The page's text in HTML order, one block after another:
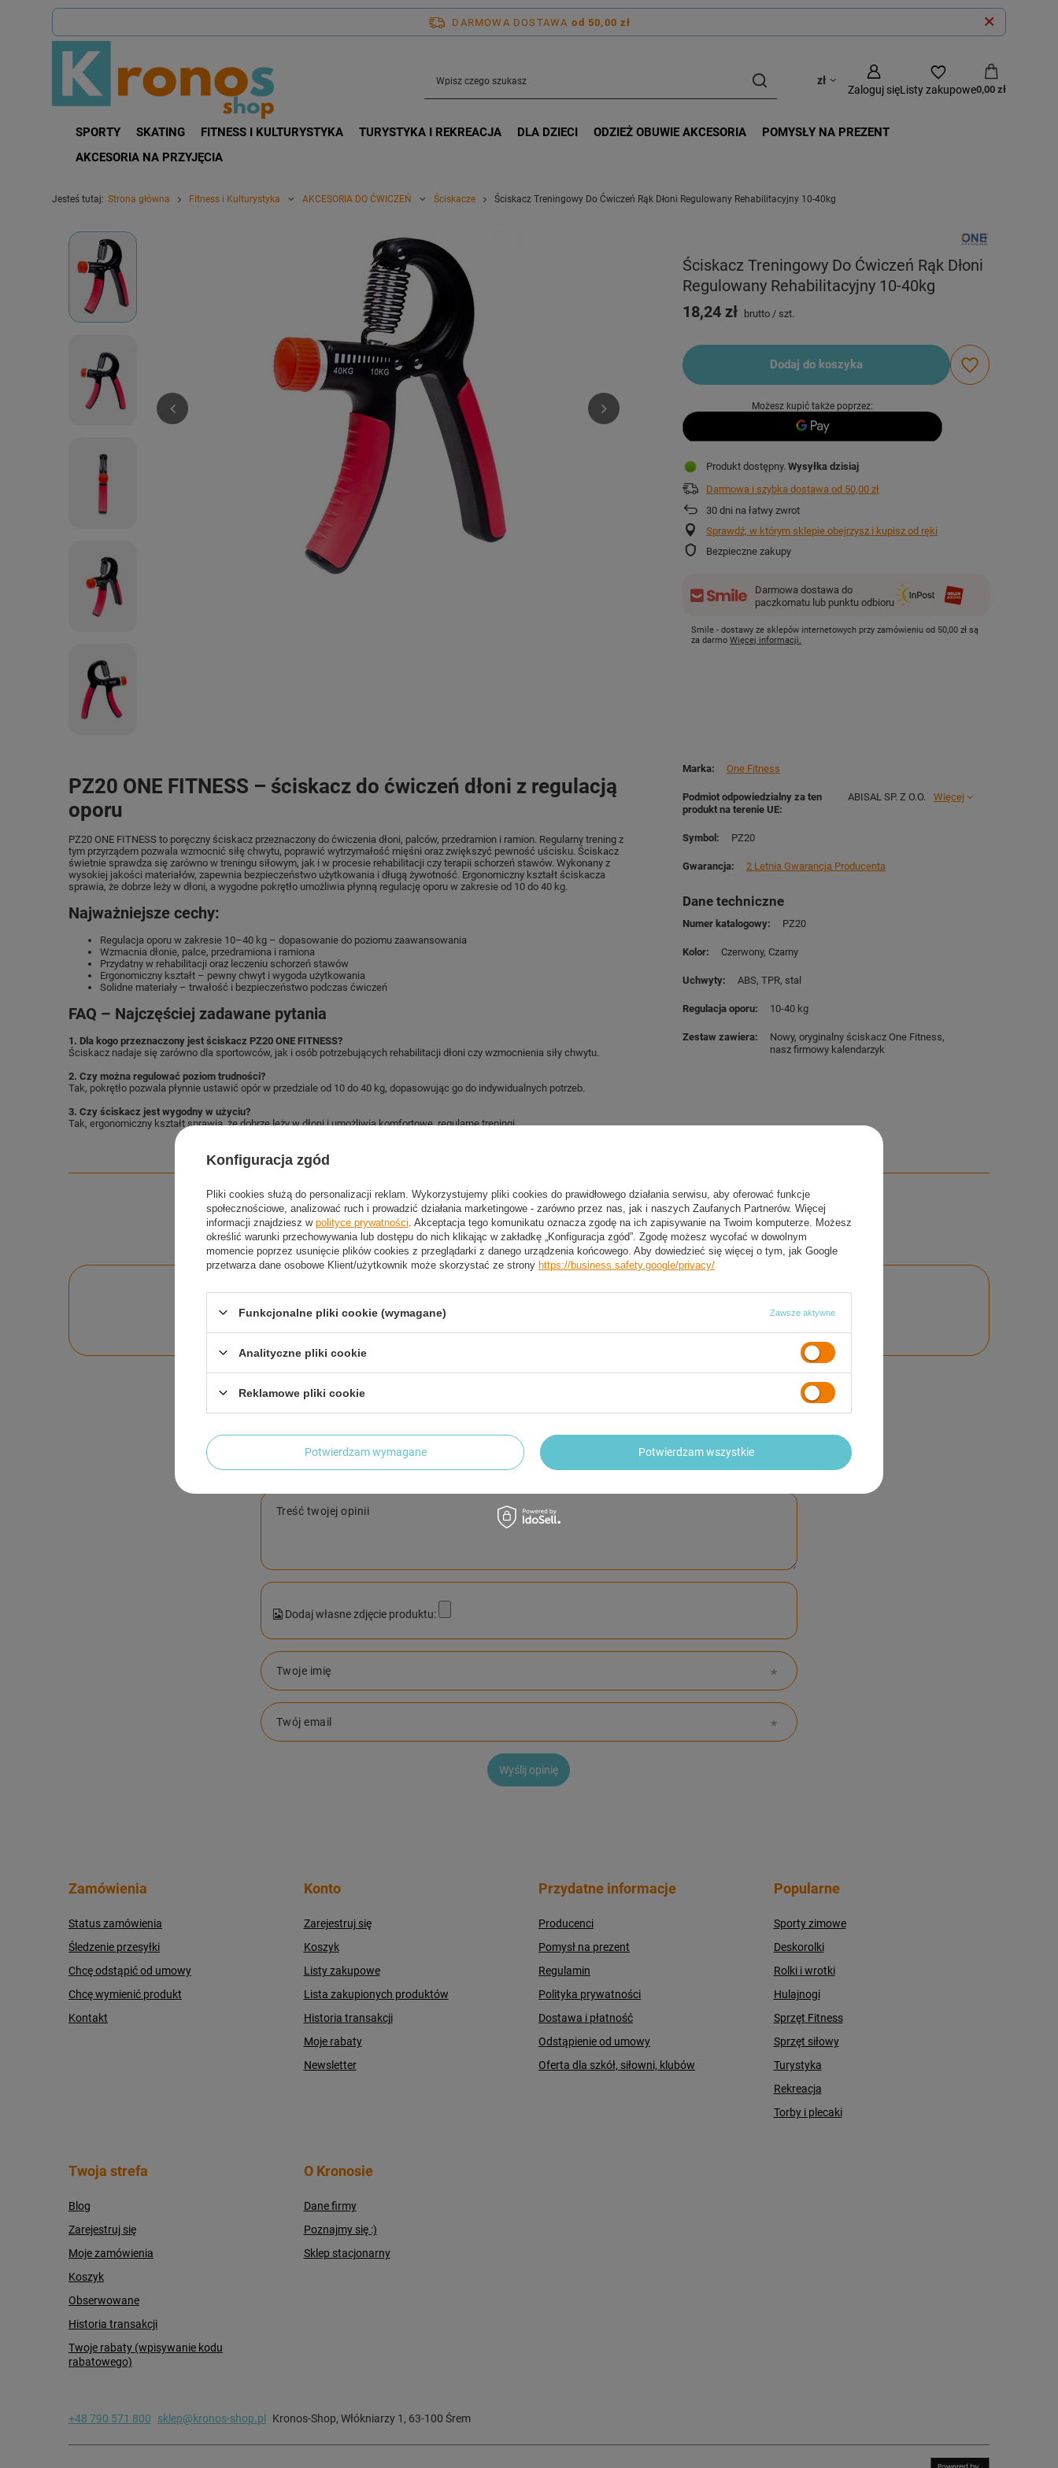
DARMOWA DOSTAWA od 50,00 zł
zł
Zaloguj sięListy zakupowe0,00 zł
SPORTY SKATING FITNESS I KULTURYSTYKA TURYSTYKA I REKREACJA DLA DZIECI ODZIEŻ OBUWIE AKCESORIA
POMYSŁY NA PREZENT
AKCESORIA NA PRZYJĘCIA
Jesteś tutaj: Strona główna Fitness i Kulturystyka AKCESORIA DO ĆWICZEŃ Ściskacze Ściskacz Treningowy Do Ćwiczeń Rąk Dłoni Regulowany Rehabilitacyjny 10-40kg
Ściskacz Treningowy Do Ćwiczeń Rąk Dłoni
Regulowany Rehabilitacyjny 10-40kg
18,24 zł
brutto / szt.
Dodaj do koszyka
Możesz kupić także poprzez:
Produkt dostępny Wysyłkadzisiaj
Darmowa i szybka dostawa od 50,00 zł
30 dni na łatwy zwrot
Sprawdź, w którym sklepie obejrzysz i kupisz od ręki
Bezpieczne zakupy
Darmowa dostawa do
paczkomatu lub punktu odbioru
Smile - dostawy ze sklepów internetowych przy zamówieniu od 50,00 zł są
za darmoWięcej informacji.
PZ20 ONE FITNESS – ściskacz do ćwiczeń dłoni z regulacją
oporu
PZ20 ONE FITNESS to poręczny ściskacz przeznaczony do ćwiczenia dłoni, palców, przedramion i ramion. Regularny trening z
tym przyrządem pozwala wzmocnić siłę chwytu, poprawić wytrzymałość mięśni oraz zwiększyć pewność uścisku. Ściskacz
świetnie sprawdza się zarówno w treningu siłowym, jak i w procesie rehabilitacji czy terapii schorzeń stawów. Wykonany z
wysokiej jakości materiałów, zapewnia bezpieczeństwo użytkowania i długą żywotność. Ergonomiczny kształt ściskacza
sprawia, że dobrze leży w dłoni, a wygodne pokrętło umożliwia płynną regulację oporu w zakresie od 10 do 40 kg.
Najważniejsze cechy:
Regulacja oporu w zakresie 10–40 kg – dopasowanie do poziomu zaawansowania
Wzmacnia dłonie, palce, przedramiona i ramiona
Przydatny w rehabilitacji oraz leczeniu schorzeń stawów
Ergonomiczny kształt – pewny chwyt i wygoda użytkowania
Solidne materiały – trwałość i bezpieczeństwo podczas ćwiczeń
FAQ – Najczęściej zadawane pytania
1. Dla kogo przeznaczony jest ściskacz PZ20 ONE FITNESS?
Ściskacz nadaje się zarówno dla sportowców, jak i osób potrzebujących rehabilitacji dłoni czy wzmocnienia siły chwytu.
2. Czy można regulować poziom trudności?
Tak, pokrętło pozwala płynnie ustawić opór w przedziale od 10 do 40 kg, dopasowując go do indywidualnych potrzeb.
3. Czy ściskacz jest wygodny w użyciu?
Tak, ergonomiczny kształt sprawia, że dobrze leży w dłoni i umożliwia komfortowe, regularne treningi.
Marka One Fitness
Podmiot odpowiedzialny za ten
produkt na terenie UE
ABISAL SP. Z O.O. Więcej
Symbol PZ20
Gwarancja 2 Letnia Gwarancja Producenta
Dane techniczne
Numer katalogowy PZ20
Kolor Czerwony Czarny
Uchwyty ABS TPR stal
Regulacja oporu 10-40 kg
Zestaw zawiera
Nowy, oryginalny ściskacz One Fitness
nasz firmowy kalendarzyk
2 LETNIA GWARANCJA PRODUCENTA
2 Letnia Gwarancja Producenta
Potrzebujesz pomocy? Masz pytania?
Zadaj pytanie a my odpowiemy niezwłocznie, najciekawsze pytania i odpowiedzi
Twoja ocena:
Treść twojej opinii
Dodaj własne zdjęcie produktu:
Twoje imię
Twój email
Wyślij opinię
Zamówienia
Status zamówienia
Śledzenie przesyłki
Chcę odstąpić od umowy
Chcę wymienić produkt
Kontakt
Konto
Zarejestruj się
Koszyk
Listy zakupowe
Lista zakupionych produktów
Historia transakcji
Moje rabaty
Newsletter
Przydatne informacje
Producenci
Pomysł na prezent
Regulamin
Polityka prywatności
Dostawa i płatność
Odstąpienie od umowy
Oferta dla szkół, siłowni, klubów
Popularne
Sporty zimowe
Deskorolki
Rolki i wrotki
Hulajnogi
Sprzęt Fitness
Sprzęt siłowy
Turystyka
Rekreacja
Torby i plecaki
Twoja strefa
Blog
Zarejestruj się
Moje zamówienia
Koszyk
Obserwowane
Historia transakcji
Twoje rabaty (wpisywanie kodu
rabatowego)
O Kronosie
Dane firmy
Poznajmy się :)
Sklep stacjonarny
+48 790 571 800 sklep@kronos-shop.pl Kronos-Shop, Włókniarzy 1 , 63-100 Śrem
Konfiguracja zgód
Pliki cookies służą do personalizacji reklam. Wykorzystujemy pliki cookies do prawidłowego działania serwisu, aby oferować funkcje
społecznościowe, analizować ruch i prowadzić działania marketingowe - zarówno przez nas, jak i naszych Zaufanych Partnerów. Więcej
informacji znajdziesz w polityce prywatności . Akceptacja tego komunikatu oznacza zgodę na ich zapisywanie na Twoim komputerze. Możesz
określić warunki przechowywania lub dostępu do nich klikając w zakładkę „Konfiguracja zgód”. Zgodę możesz wycofać w dowolnym
momencie poprzez usunięcie plików cookies z przeglądarki z danego urządzenia końcowego. Aby dowiedzieć się więcej o tym, jak Google
przetwarza dane osobowe Klient/użytkownik może skorzystać ze strony https://business.safety.google/privacy/
Funkcjonalne pliki cookie (wymagane) Zawsze aktywne
Analityczne pliki cookie
Reklamowe pliki cookie
Potwierdzam wymagane Potwierdzam wszystkie